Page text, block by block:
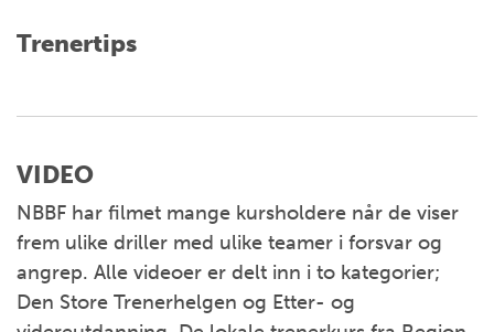
Trenertips
VIDEO
NBBF har filmet mange kursholdere når de viser
frem ulike driller med ulike teamer i forsvar og
angrep. Alle videoer er delt inn i to kategorier;
Den Store Trenerhelgen og Etter- og